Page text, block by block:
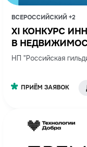
ВСЕРОССИЙСКИЙ +2
XI КОНКУРС
В
2026" GOOD
НП "Российская
ПРИЁМ ЗАЯВОК